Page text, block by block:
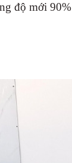
độ mới 90%